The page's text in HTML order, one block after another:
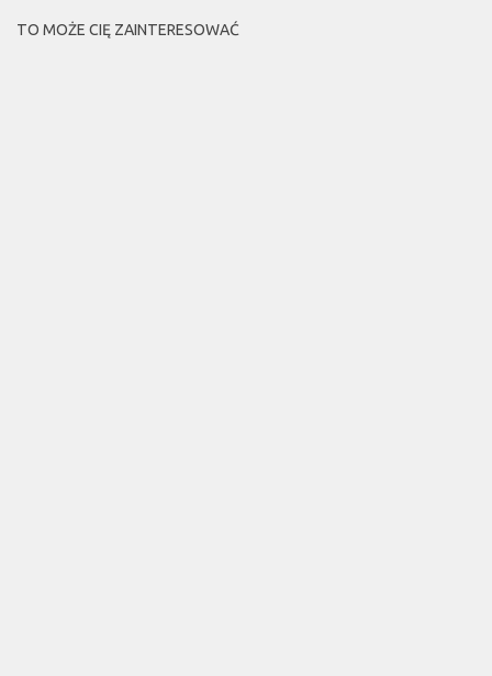
TO MOŻE CIĘ ZAINTERESOWAĆ